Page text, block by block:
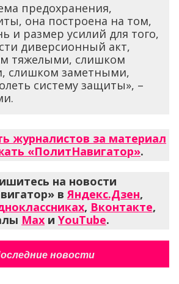
предохранения,
она построена на том,
и размер усилий для того,
диверсионный акт,
тяжелыми, слишком
слишком заметными,
систему защиты», –
журналистов за материал
«ПолитНавигатор».
на новости
вЯндекс.Дзен,
, Вконтакте,
Max и YouTube.
новости